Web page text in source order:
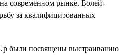
на современном рынке. Волей-
за квалифицированных
были посвящены выстраиванию